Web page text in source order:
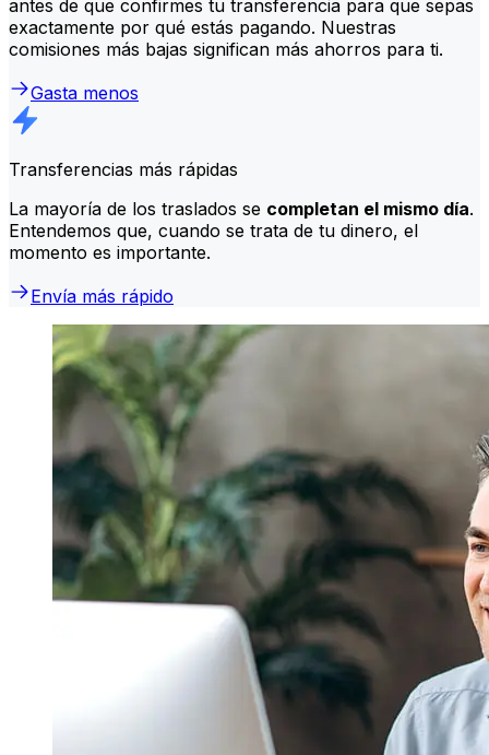
antes de que confirmes tu transferencia para que sepas
exactamente por qué estás pagando. Nuestras
comisiones más bajas significan más ahorros para ti.
Gasta menos
Transferencias más rápidas
La mayoría de los traslados se completan el mismo día.
Entendemos que, cuando se trata de tu dinero, el
momento es importante.
Envía más rápido